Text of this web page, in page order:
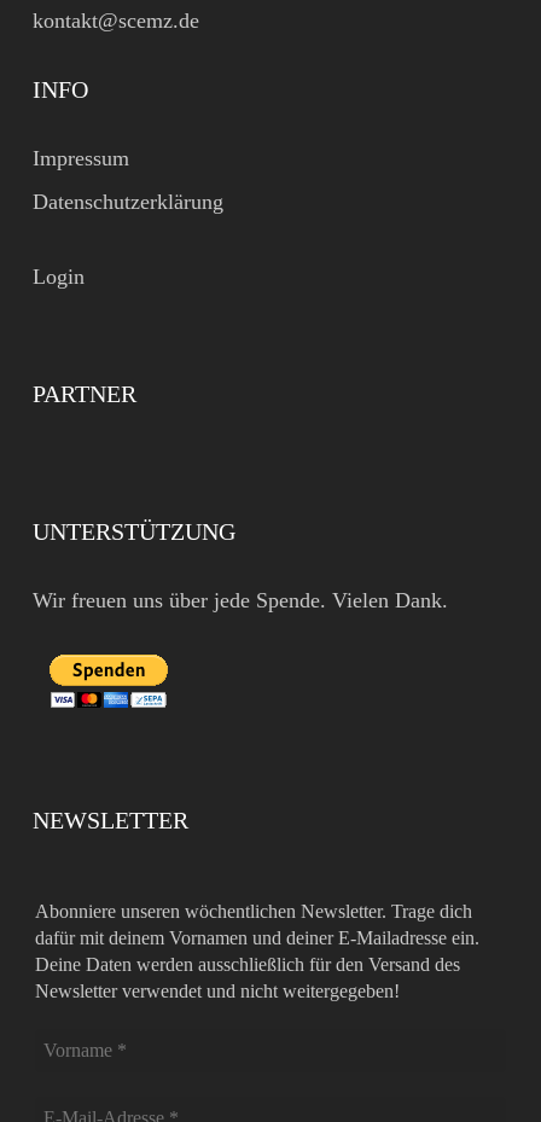
kontakt@scemz.de
INFO
Impressum
Datenschutzerklärung
Login
PARTNER
UNTERSTÜTZUNG
Wir freuen uns über jede Spende. Vielen Dank.
NEWSLETTER
Abonniere unseren wöchentlichen Newsletter. Trage dich
dafür mit deinem Vornamen und deiner E-Mailadresse ein.
Deine Daten werden ausschließlich für den Versand des
Newsletter verwendet und nicht weitergegeben!